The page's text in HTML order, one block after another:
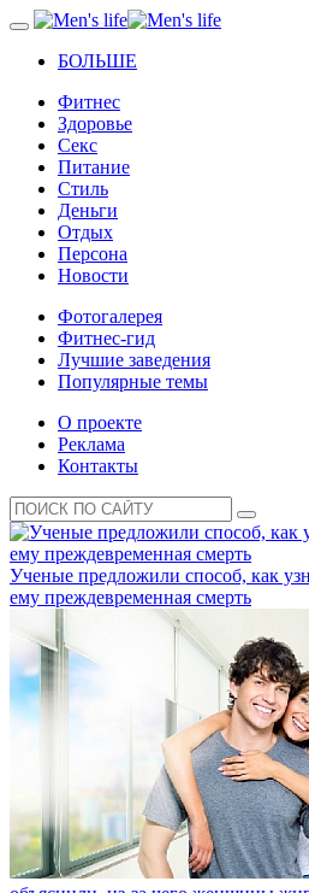
БОЛЬШЕ
Фитнес
Здоровье
Секс
Питание
Стиль
Деньги
Отдых
Персона
Новости
Фотогалерея
Фитнес-гид
Лучшие заведения
Популярные темы
О проекте
Реклама
Контакты
Ученые предложили способ, как
ему преждевременная смерть